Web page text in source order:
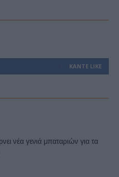
ΚΆΝΤΕ LIKE
νέα γενιά μπαταριών για τα